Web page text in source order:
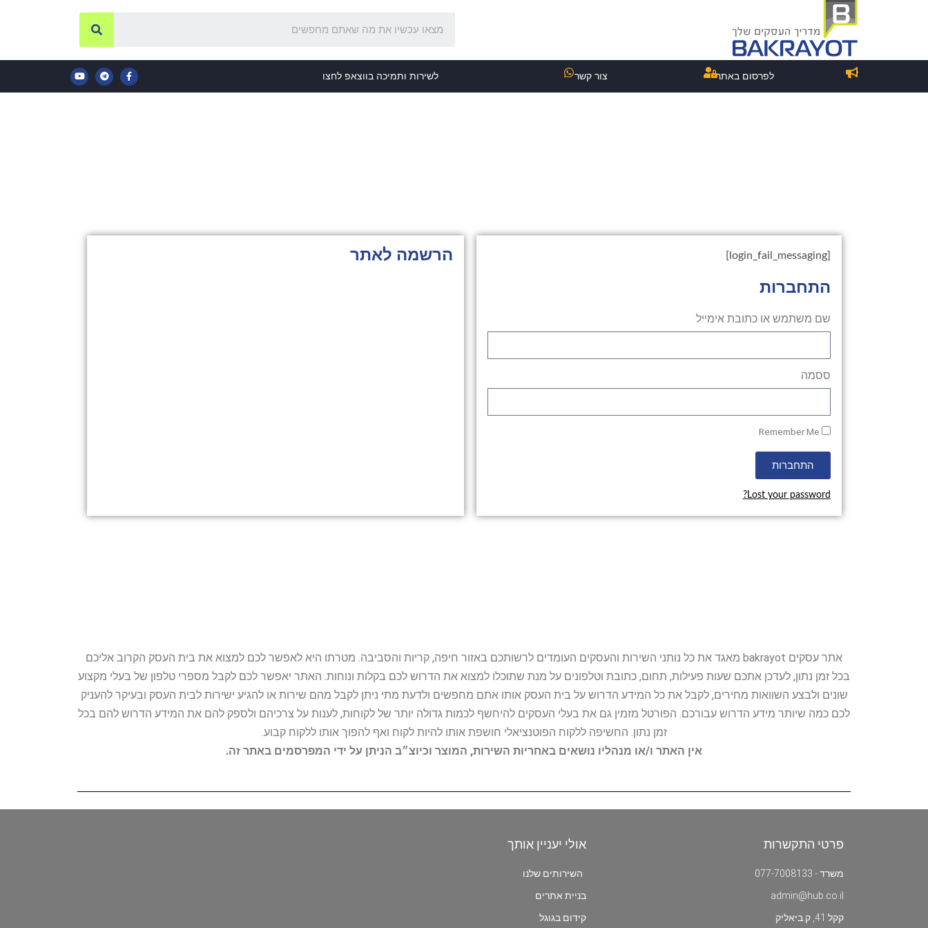
לפרסום באתר צור קשר לשירות ותמיכה בווצאפ לחצו
[login_fail_messaging]
התחברות
שם משתמש או כתובת אימייל
ססמה
התחברות
Lost your password?
הרשמה לאתר
אתר עסקים bakrayot מאגד את כל נותני השירות והעסקים העומדים לרשותכם באזור חיפה, קריות והסביבה. מטרתו היא לאפשר לכם למצוא את בית העסק הקרוב אליכם
בכל זמן נתון, לעדכן אתכם שעות פעילות, תחום, כתובת וטלפונים על מנת שתוכלו למצוא את הדרוש לכם בקלות ונוחות. האתר יאפשר לכם לקבל מספרי טלפון של בעלי מקצוע
שונים ולבצע השוואות מחירים, לקבל את כל המידע הדרוש על בית העסק אותו אתם מחפשים ולדעת מתי ניתן לקבל מהם שירות או להגיע ישירות לבית העסק ובעיקר להעניק
לכם כמה שיותר מידע הדרוש עבורכם. הפורטל מזמין גם את בעלי העסקים להיחשף לכמות גדולה יותר של לקוחות, לענות על צרכיהם ולספק להם את המידע הדרוש להם בכל
זמן נתון. החשיפה ללקוח הפוטנציאלי חושפת אותו להיות לקוח ואף להפוך אותו ללקוח קבוע.
אין האתר ו/או מנהליו נושאים באחריות השירות, המוצר וכיוצ״ב הניתן על ידי המפרסמים באתר זה.
פרטי התקשרות
משרד - 077-7008133
admin@hub.co.il
קקל 41, ק.ביאליק
אולי יעניין אותך
השירותים שלנו
בניית אתרים
קידום בגוגל